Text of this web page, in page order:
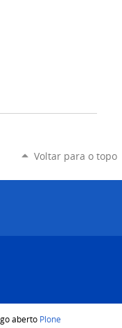
Voltar para o topo
aberto Plone